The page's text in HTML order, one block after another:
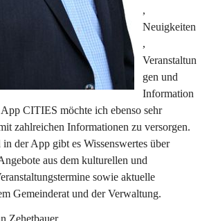
,
Neuigkeiten
,
Veranstaltun
gen und
Information
CITIES möchte ich ebenso sehr
zahlreichen Informationen zu versorgen.
der App gibt es Wissenswertes über
aus dem kulturellen und
sowie aktuelle
Gemeinderat und der Verwaltung.
Zehetbauer